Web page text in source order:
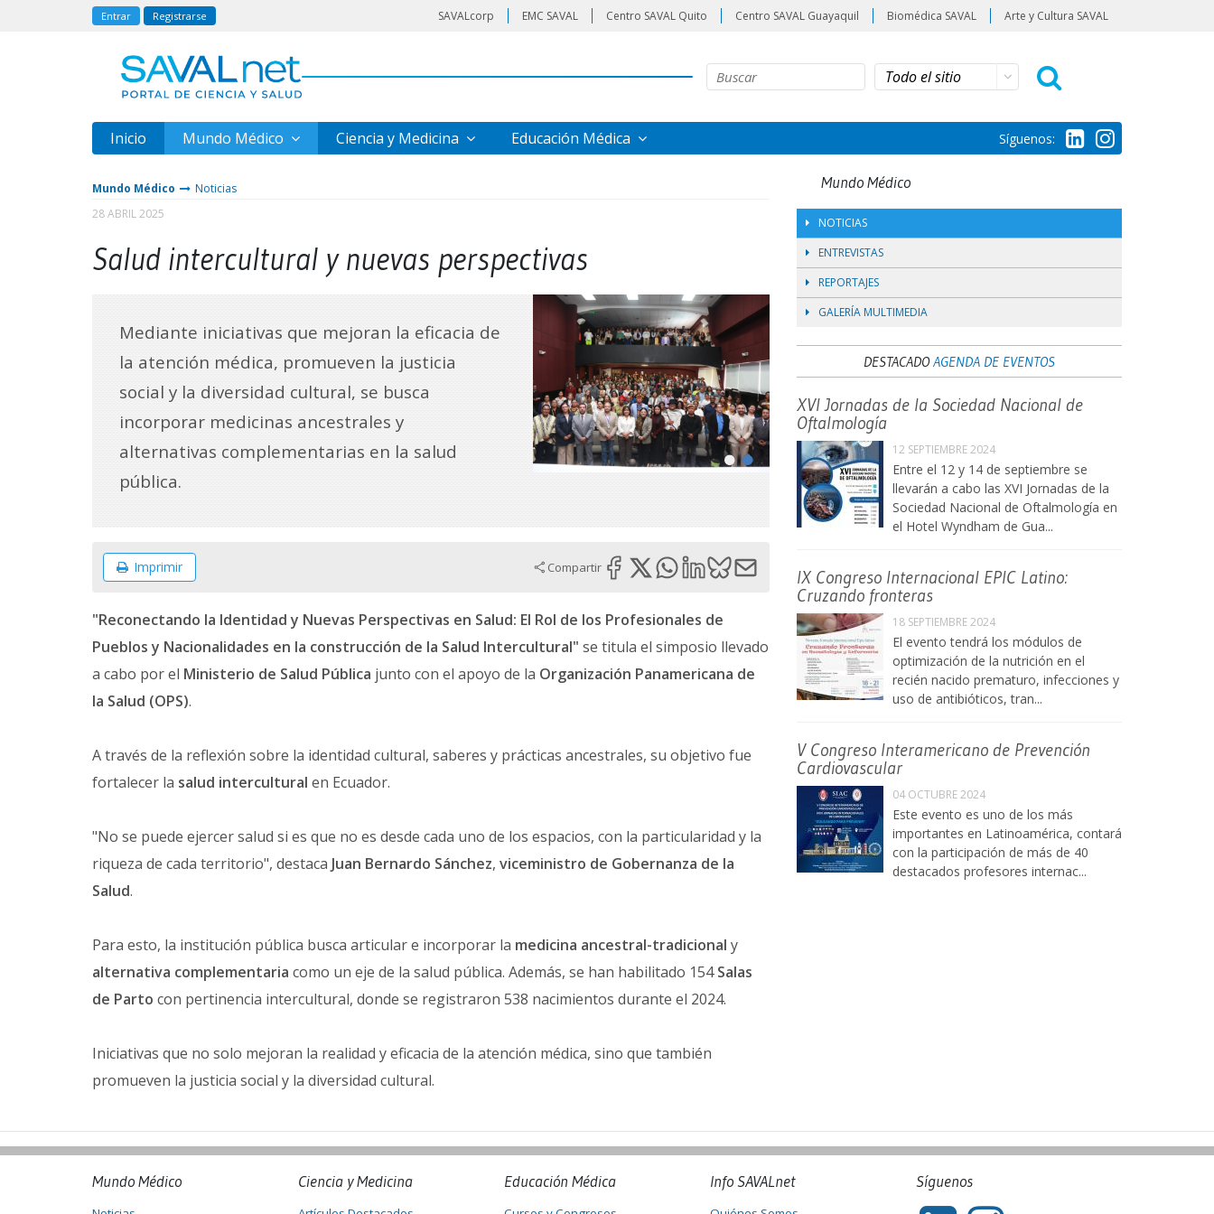
Entrar Registrarse SAVALcorp EMC SAVAL Centro SAVAL Quito Centro SAVAL Guayaquil Biomédica SAVAL Arte y Cultura SAVAL
Inicio Mundo Médico Ciencia y Medicina Educación Médica Síguenos:
Mundo Médico
Noticias
28 ABRIL 2025
Salud intercultural y nuevas perspectivas
Mediante iniciativas que mejoran la eficacia de
la atención médica, promueven la justicia
social y la diversidad cultural, se busca
incorporar medicinas ancestrales y
alternativas complementarias en la salud
pública.
Imprimir Compartir
"Reconectando la Identidad y Nuevas Perspectivas en Salud: El Rol de los Profesionales de
Pueblos y Nacionalidades en la construcción de la Salud Intercultural" se titula el simposio llevado
a cabo por el Ministerio de Salud Pública junto con el apoyo de la Organización Panamericana de
la Salud (OPS).
A través de la reflexión sobre la identidad cultural, saberes y prácticas ancestrales, su objetivo fue
fortalecer la salud intercultural en Ecuador.
"No se puede ejercer salud si es que no es desde cada uno de los espacios, con la particularidad y la
riqueza de cada territorio", destaca Juan Bernardo Sánchez, viceministro de Gobernanza de la
Salud.
Para esto, la institución pública busca articular e incorporar la medicina ancestral-tradicional y
alternativa complementaria como un eje de la salud pública. Además, se han habilitado 154Salas
de Parto con pertinencia intercultural, donde se registraron 538 nacimientos durante el 2024.
Iniciativas que no solo mejoran la realidad y eficacia de la atención médica, sino que también
promueven la justicia social y la diversidad cultural.
Mundo Médico
NOTICIAS
ENTREVISTAS
REPORTAJES
GALERÍA MULTIMEDIA
DESTACADOAGENDA DE EVENTOS
XVI Jornadas de la Sociedad Nacional de
Oftalmología
12 SEPTIEMBRE 2024
Entre el 12 y 14 de septiembre se
llevarán a cabo las XVI Jornadas de la
Sociedad Nacional de Oftalmología en
el Hotel Wyndham de Gua...
IX Congreso Internacional EPIC Latino:
Cruzando fronteras
18 SEPTIEMBRE 2024
El evento tendrá los módulos de
optimización de la nutrición en el
recién nacido prematuro, infecciones y
uso de antibióticos, tran...
V Congreso Interamericano de Prevención
Cardiovascular
04 OCTUBRE 2024
Este evento es uno de los más
importantes en Latinoamérica, contará
con la participación de más de 40
destacados profesores internac...
Mundo Médico Ciencia y Medicina Educación Médica Info SAVALnet Síguenos